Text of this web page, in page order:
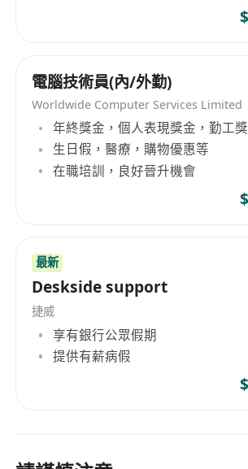
電腦技術員(內/外勤)
Worldwide Computer Services Limited
年終獎金，個人表現獎金，勤工獎
生日假，醫療，購物優惠等
在職培訓，良好晉升機會
最新
Deskside support
捷威
享有銀行公眾假期
提供有薪病假